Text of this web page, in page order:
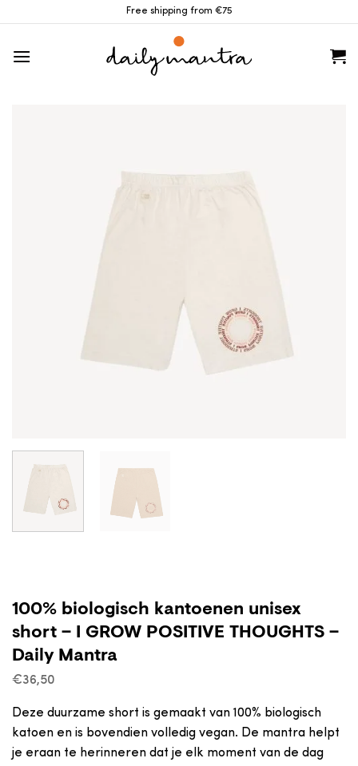
content
Free shipping from €75
100% biologisch kantoenen unisex
short – I GROW POSITIVE THOUGHTS –
Daily Mantra
€36,50
Deze duurzame short is gemaakt van 100% biologisch
katoen en is bovendien volledig vegan. De mantra helpt
je eraan te herinneren dat je elk moment van de dag